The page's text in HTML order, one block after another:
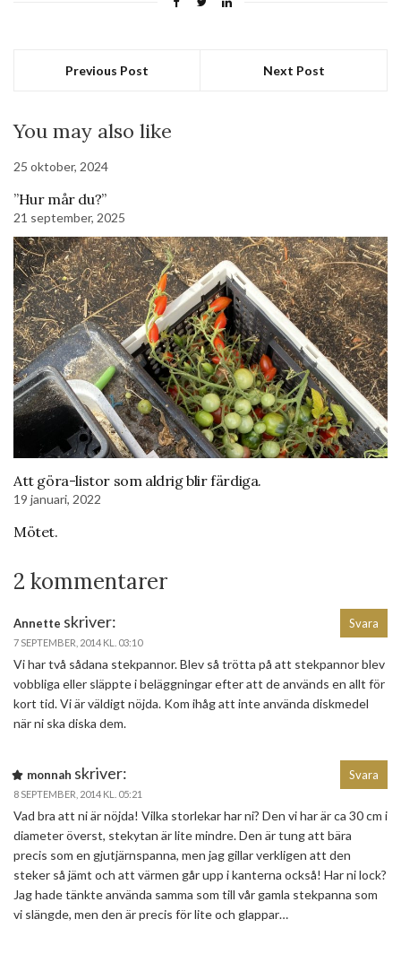
Previous Post Next Post
You may also like
25 oktober, 2024
”Hur mår du?”
21 september, 2025
Att göra-listor som aldrig blir färdiga.
19 januari, 2022
Mötet.
2 kommentarer
Annette skriver:
7 SEPTEMBER, 2014 KL. 03:10
Vi har två sådana stekpannor. Blev så trötta på att stekpannor blev
vobbliga eller släppte i beläggningar efter att de används en allt för
kort tid. Vi är väldigt nöjda. Kom ihåg att inte använda diskmedel
när ni ska diska dem.
Svara
monnah skriver:
8 SEPTEMBER, 2014 KL. 05:21
Vad bra att ni är nöjda! Vilka storlekar har ni? Den vi har är ca 30 cm i
diameter överst, stekytan är lite mindre. Den är tung att bära
precis som en gjutjärnspanna, men jag gillar verkligen att den
steker så jämt och att värmen går upp i kanterna också! Har ni lock?
Jag hade tänkte använda samma som till vår gamla stekpanna som
vi slängde, men den är precis för lite och glappar…
Svara